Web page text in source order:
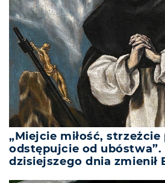
„Miejcie miłość,
odstępujcie od ubóstwa”.
dzisiejszego dnia zmienił